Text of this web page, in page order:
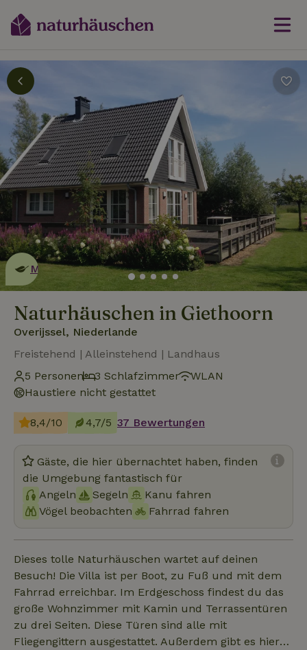
Dies ist ein
umweltschonendes
Naturhäuschen
Mehr erfahren
Naturhäuschen in Giethoorn
Overijssel, Niederlande
Freistehend | Alleinstehend | Landhaus
5 Personen
3 Schlafzimmer
WLAN
Haustiere nicht gestattet
8,4/10 4,7/5 37 Bewertungen
Gäste, die hier übernachtet haben, finden
die Umgebung fantastisch für
Angeln
Segeln
Kanu fahren
Vögel beobachten
Fahrrad fahren
Dieses tolle Naturhäuschen wartet auf deinen
Besuch! Die Villa ist per Boot, zu Fuß und mit dem
Fahrrad erreichbar. Im Erdgeschoss findest du das
große Wohnzimmer mit Kamin und Terrassentüren
zu drei Seiten. Diese Türen sind alle mit
Fliegengittern ausgestattet. Außerdem gibt es hier